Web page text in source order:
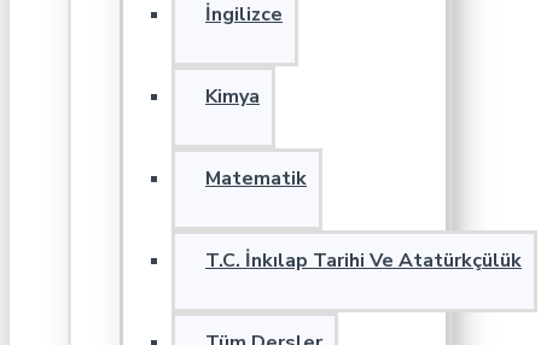
İngilizce
Kimya
Matematik
T.C. İnkılap Tarihi Ve Atatürkçülük